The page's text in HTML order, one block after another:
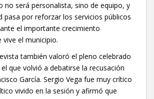
no será personalista, sino de equipo, y
pasa por reforzar los servicios públicos
el importante crecimiento
vive el municipio.
también valoró el pleno celebrado
que volvió a debatirse la recusación
García. Sergio Vega fue muy crítico
vivido en la sesión y afirmó que